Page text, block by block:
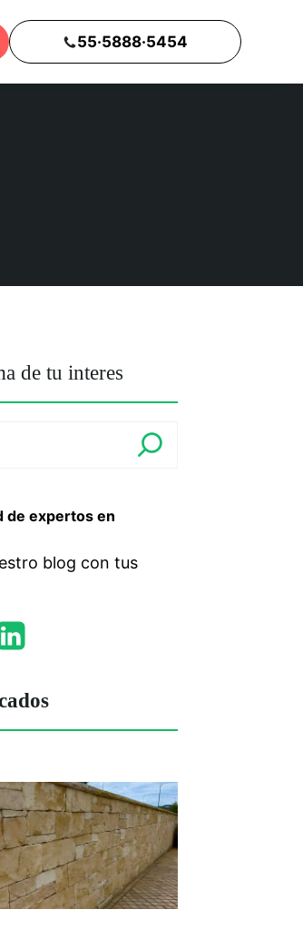
55·5888·5454
de tu interes
de expertos en
blog con tus